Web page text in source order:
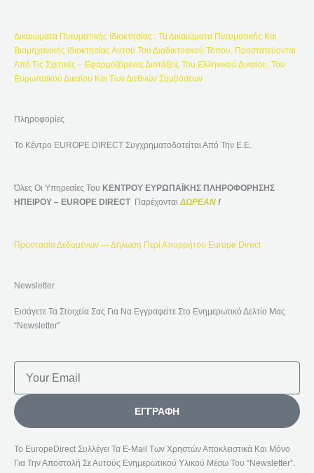
Α
Δικαιώματα Πνευματικής Ιδιοκτησίας : Τα Δικαιώματα Πνευματικής Και
Βιομηχανικής Ιδιοκτησίας Αυτού Του Διαδικτυακού Τόπου, Προστατεύονται
Από Τις Σχετικές – Εφαρμοζόμενες Διατάξεις Του Ελληνικού Δικαίου, Του
Ευρωπαϊκού Δικαίου Και Των Διεθνών Συμβάσεων
Πληροφορίες
Το Κέντρο EUROPE DIRECT Συγχρηματοδοτείται Από Την Ε.Ε.
Όλες Οι Υπηρεσίες Του ΚΕΝΤΡΟΥ ΕΥΡΩΠΑΪΚΗΣ ΠΛΗΡΟΦΟΡΗΣΗΣ
ΗΠΕΙΡΟΥ – EUROPE DIRECT Παρέχονται ΔΩΡΕΑΝ !
Προστασία Δεδομένων — Δήλωση Περί Απορρήτου Europe Direct
Newsletter
Εισάγετε Τα Στοιχεία Σας Για Να Εγγραφείτε Στο Ενημερωτικό Δελτίο Μας
“Newsletter”
ΕΓΓΡΑΦΉ
Το EuropeDirect Συλλέγει Τα E-Mail Των Χρηστών Αποκλειστικά Και Μόνο
Για Την Αποστολή Σε Αυτούς Ενημερωτικού Υλικού Μέσω Του “Newsletter”.